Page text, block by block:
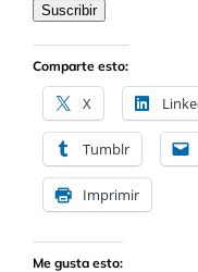
electrónico
Suscribir
Comparte esto:
X
Tumblr
Imprimir
Me gusta esto: